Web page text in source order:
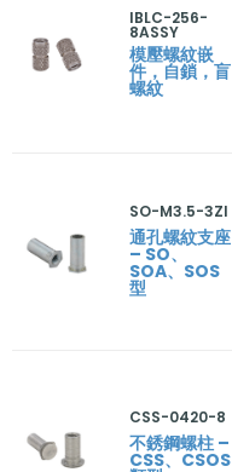
IBLC-256-
8ASSY
模壓螺紋嵌
件，自鎖，盲
螺紋
SO-M3.5-3ZI
通孔螺紋支座
– SO、
SOA、SOS
型
CSS-0420-8
不銹鋼螺柱 –
CSS、CSOS